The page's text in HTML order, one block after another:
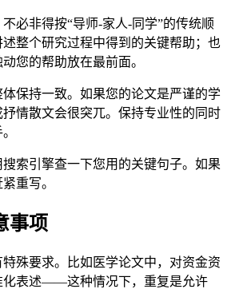
必非得按“导师-家人-同学”的传统顺
整个研究过程中得到的关键帮助；也
您的帮助放在最前面。
保持一致。如果您的论文是严谨的学
情散文会很突兀。保持专业性的同时
索引擎查一下您用的关键句子。如果
重写。
事项
殊要求。比如医学论文中，对资金资
化表述——这种情况下，重复是允许